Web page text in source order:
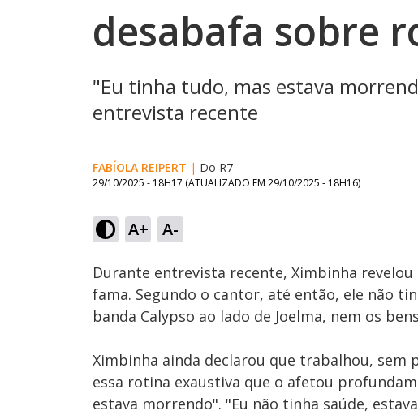
desabafa sobre
"Eu tinha tudo, mas estava
entrevista recente
FABÍOLA REIPERT | Do R7
29/10/2025 - 18H17 (ATUALIZADO EM 29/10/2025 - 18H16)
A+ A-
Ativar
Som
Durante entrevista recente, Ximbinha
fama. Segundo o cantor, até então, ele não
banda Calypso ao lado de Joelma, nem os
Ximbinha ainda declarou que trabalhou, sem
essa rotina exaustiva que o afetou
estava morrendo". "Eu não tinha saúde,